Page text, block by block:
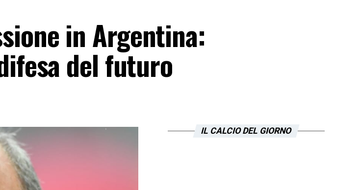
in Argentina:
del futuro
IL CALCIO DEL GIORNO